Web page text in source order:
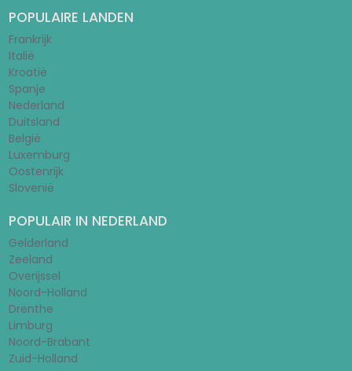
POPULAIRE LANDEN
Frankrijk
Italië
Kroatië
Spanje
Nederland
Duitsland
België
Luxemburg
Oostenrijk
Slovenië
POPULAIR IN NEDERLAND
Gelderland
Zeeland
Overijssel
Noord-Holland
Drenthe
Limburg
Noord-Brabant
Zuid-Holland